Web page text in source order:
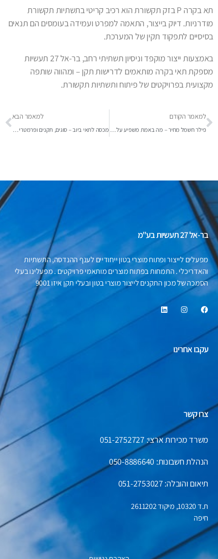
תא בקרה P בזק תקשורת הוא רכיב קריטי בתשתיות תקשורת
מודרניות. דיוק בייצור, התאמה למפרט ועמידה בעומסים הם תנאים
בסיסיים לתפקוד תקין של המערכת.
באמצעות ייצור מוקפד וניסיון תשתיתי רחב, בר-אל 27 תעשיות
מספקת תאי בקרה מותאמים לדרישות תקן – ומהווה שותפה
מקצועית בפרויקטים של פיתוח ותשתיות תקשורת.
למאמר הקודם
פילר חשמל מחיר – מה באמת משפיע על העלות ואיך מתכננים נכון?
למאמר הבא
מכסה לתאי ביוב – סוגים, תקנים ופרמטרים לבחירה נכונה
בר-אל 27 תעשיות בע"מ
מפעלים לייצור ופתוח מוצרי בטון ייחודיים לענף ההנדסה, התשתיות
והאדריכלי . התמחות בפתוח מוצרים מותאמי פרויקטים . מפעלינו בעלי
הסמכה של מכון התקנים לייצור מוצרי בטון ובעלי תקן איזו 9001
עקבו אחרינו
צרו קשר
משרד מכירות ארצי: 051-2752727
הנהלת חשבונות: 050-8886640
תיאום והובלה: 051-2753027
ת.ד 10320, מיקוד 2611202
חיפה